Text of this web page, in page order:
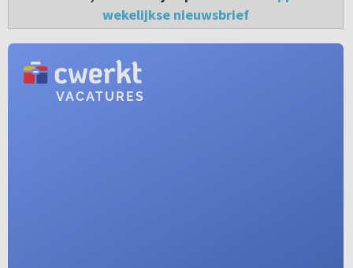
wekelijkse nieuwsbrief